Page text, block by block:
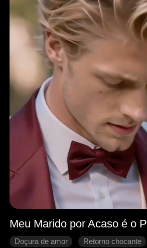
Doçura de amor
Retorno chocante